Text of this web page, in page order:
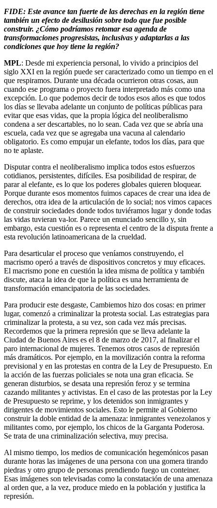
FIDE: Este avance tan fuerte de las derechas en la región tiene
también un efecto de desilusión sobre todo que fue posible
construir. ¿Cómo podríamos retomar esa agenda de
transformaciones progresistas, inclusivas y adaptarlas a las
condiciones que hoy tiene la región?
MPL: Desde mi experiencia personal, lo vivido a principios del
siglo XXI en la región puede ser caracterizado como un tiempo en el
que respiramos. Durante una década ocurrieron otras cosas, aun
cuando ese programa o proyecto fuera interpretado más como una
excepción. Lo que podemos decir de todos esos años es que todos
los días se llevaba adelante un conjunto de políticas públicas para
evitar que esas vidas, que la propia lógica del neoliberalismo
condena a ser descartables, no lo sean. Cada vez que se abría una
escuela, cada vez que se agregaba una vacuna al calendario
obligatorio. Es como empujar un elefante, todos los días, para que
no te aplaste.
Disputar contra el neoliberalismo implica todos estos esfuerzos
cotidianos, persistentes, difíciles. Esa posibilidad de respirar, de
parar al elefante, es lo que los poderes globales quieren bloquear.
Porque durante esos momentos fuimos capaces de crear una idea de
derechos, otra idea de la articulación de lo social; nos vimos capaces
de construir sociedades donde todos tuviéramos lugar y donde todas
las vidas tuvieran va-lor. Parece un enunciado sencillo y, sin
embargo, esta cuestión es o representa el centro de la disputa frente a
esta revolución latinoamericana de la crueldad.
Para desarticular el proceso que veníamos construyendo, el
macrismo operó a través de dispositivos concretos y muy eficaces.
El macrismo pone en cuestión la idea misma de política y también
discute, ataca la idea de que la política es una herramienta de
transformación emancipatoria de las sociedades.
Para producir este desgaste, Cambiemos hizo dos cosas: en primer
lugar, comenzó a criminalizar la protesta social. Las estrategias para
criminalizar la protesta, a su vez, son cada vez más precisas.
Recordemos que la primera represión que se lleva adelante la
Ciudad de Buenos Aires es el 8 de marzo de 2017, al finalizar el
paro internacional de mujeres. Tenemos otros casos de represión
más dramáticos. Por ejemplo, en la movilización contra la reforma
previsional y en las protestas en contra de la Ley de Presupuesto. En
la acción de las fuerzas policiales se nota una gran eficacia. Se
generan disturbios, se desata una represión feroz y se termina
cazando militantes y activistas. En el caso de las protestas por la Ley
de Presupuesto se reprime, y los detenidos son inmigrantes y
dirigentes de movimientos sociales. Esto le permite al Gobierno
construir la doble entidad de la amenaza: inmigrantes venezolanos y
militantes como, por ejemplo, los chicos de la Garganta Poderosa.
Se trata de una criminalización selectiva, muy precisa.
Al mismo tiempo, los medios de comunicación hegemónicos pasan
durante horas las imágenes de una persona con una gomera tirando
piedras y otro grupo de personas prendiendo fuego un conteiner.
Esas imágenes son televisadas como la constatación de una amenaza
al orden que, a la vez, produce miedo en la población y justifica la
represión.